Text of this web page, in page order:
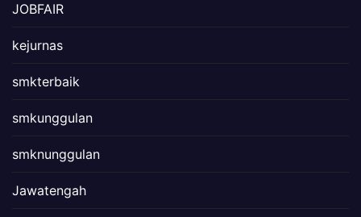
JOBFAIR
kejurnas
smkterbaik
smkunggulan
smknunggulan
Jawatengah